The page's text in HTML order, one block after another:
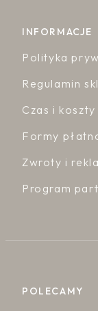
INFORMACJE
Polityka
Regulamin
Czas i
Formy
Zwroty i
Program
POLECAMY